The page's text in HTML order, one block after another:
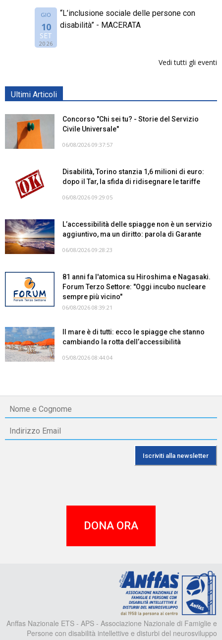
GIO
10
SET
2026
“L’inclusione sociale delle persone con
disabilità” - MACERATA
Vedi tutti gli eventi
Ultimi Articoli
Concorso "Chi sei tu? - Storie del Servizio
Civile Universale"
06/08/2026 09:37:57
Disabilità, Torino stanzia 1,6 milioni di euro:
dopo il Tar, la sfida di ridisegnare le tariffe
06/08/2026 09:29:05
L’accessibilità delle spiagge non è un servizio
aggiuntivo, ma un diritto: parola di Garante
06/08/2026 09:28:23
81 anni fa l'atomica su Hiroshima e Nagasaki.
Forum Terzo Settore: "Oggi incubo nucleare
sempre più vicino"
06/08/2026 08:39:21
Il mare è di tutti: ecco le spiagge che stanno
cambiando la rotta dell’accessibilità
05/08/2026 08:44:04
DONA ORA
Anffas Nazionale ETS - APS - Associazione Nazionale di Famiglie e
Persone con disabilità intellettive e disturbi del neurosviluppo